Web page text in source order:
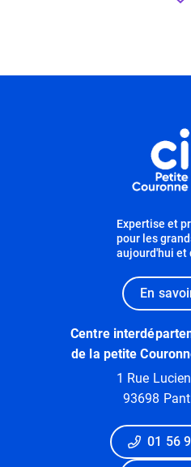
Expertise et
pour les
aujourd'hui et
En
Centre
de la petite
1 Rue
93698
01 56